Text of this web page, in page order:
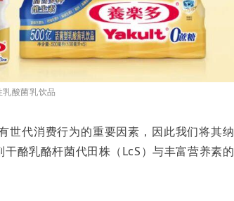
酸菌乳饮品
世代消费行为的重要因素，因此我们将其纳
酪乳酪杆菌代田株（LcS）与丰富营养素的